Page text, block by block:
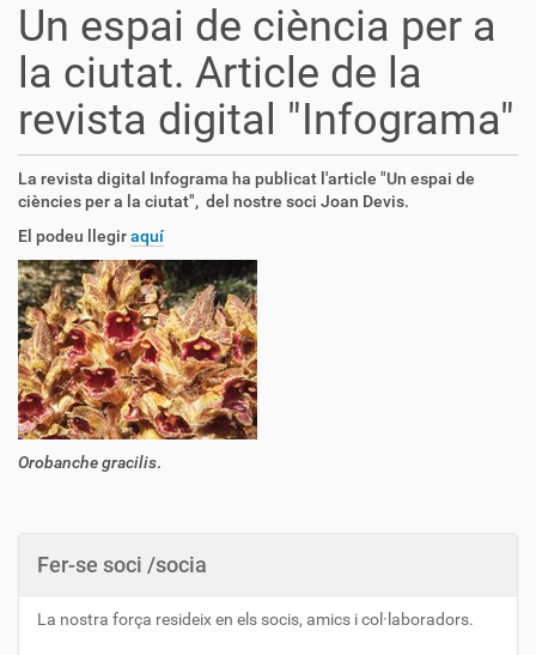
Un espai de ciència per a
la ciutat. Article de la
revista digital "Infograma"
La revista digital Infograma ha publicat l'article "Un espai de
ciències per a la ciutat", del nostre soci Joan Devis.
El podeu llegiraquí
Orobanche gracilis.
Fer-se soci /socia
La nostra força resideix en els socis, amics i col·laboradors.